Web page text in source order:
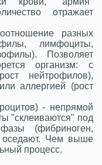
отражает
разных
лимфоциты,
Позволяет
организм: с
нейтрофилов),
аллергией (рост
- непрямой
"склеиваются" под
(фибриноген,
оседают. Чем выше
процесс.